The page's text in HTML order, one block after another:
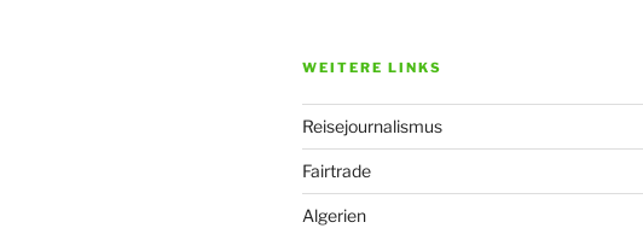
WEITERE LINKS
Reisejournalismus
Fairtrade
Algerien